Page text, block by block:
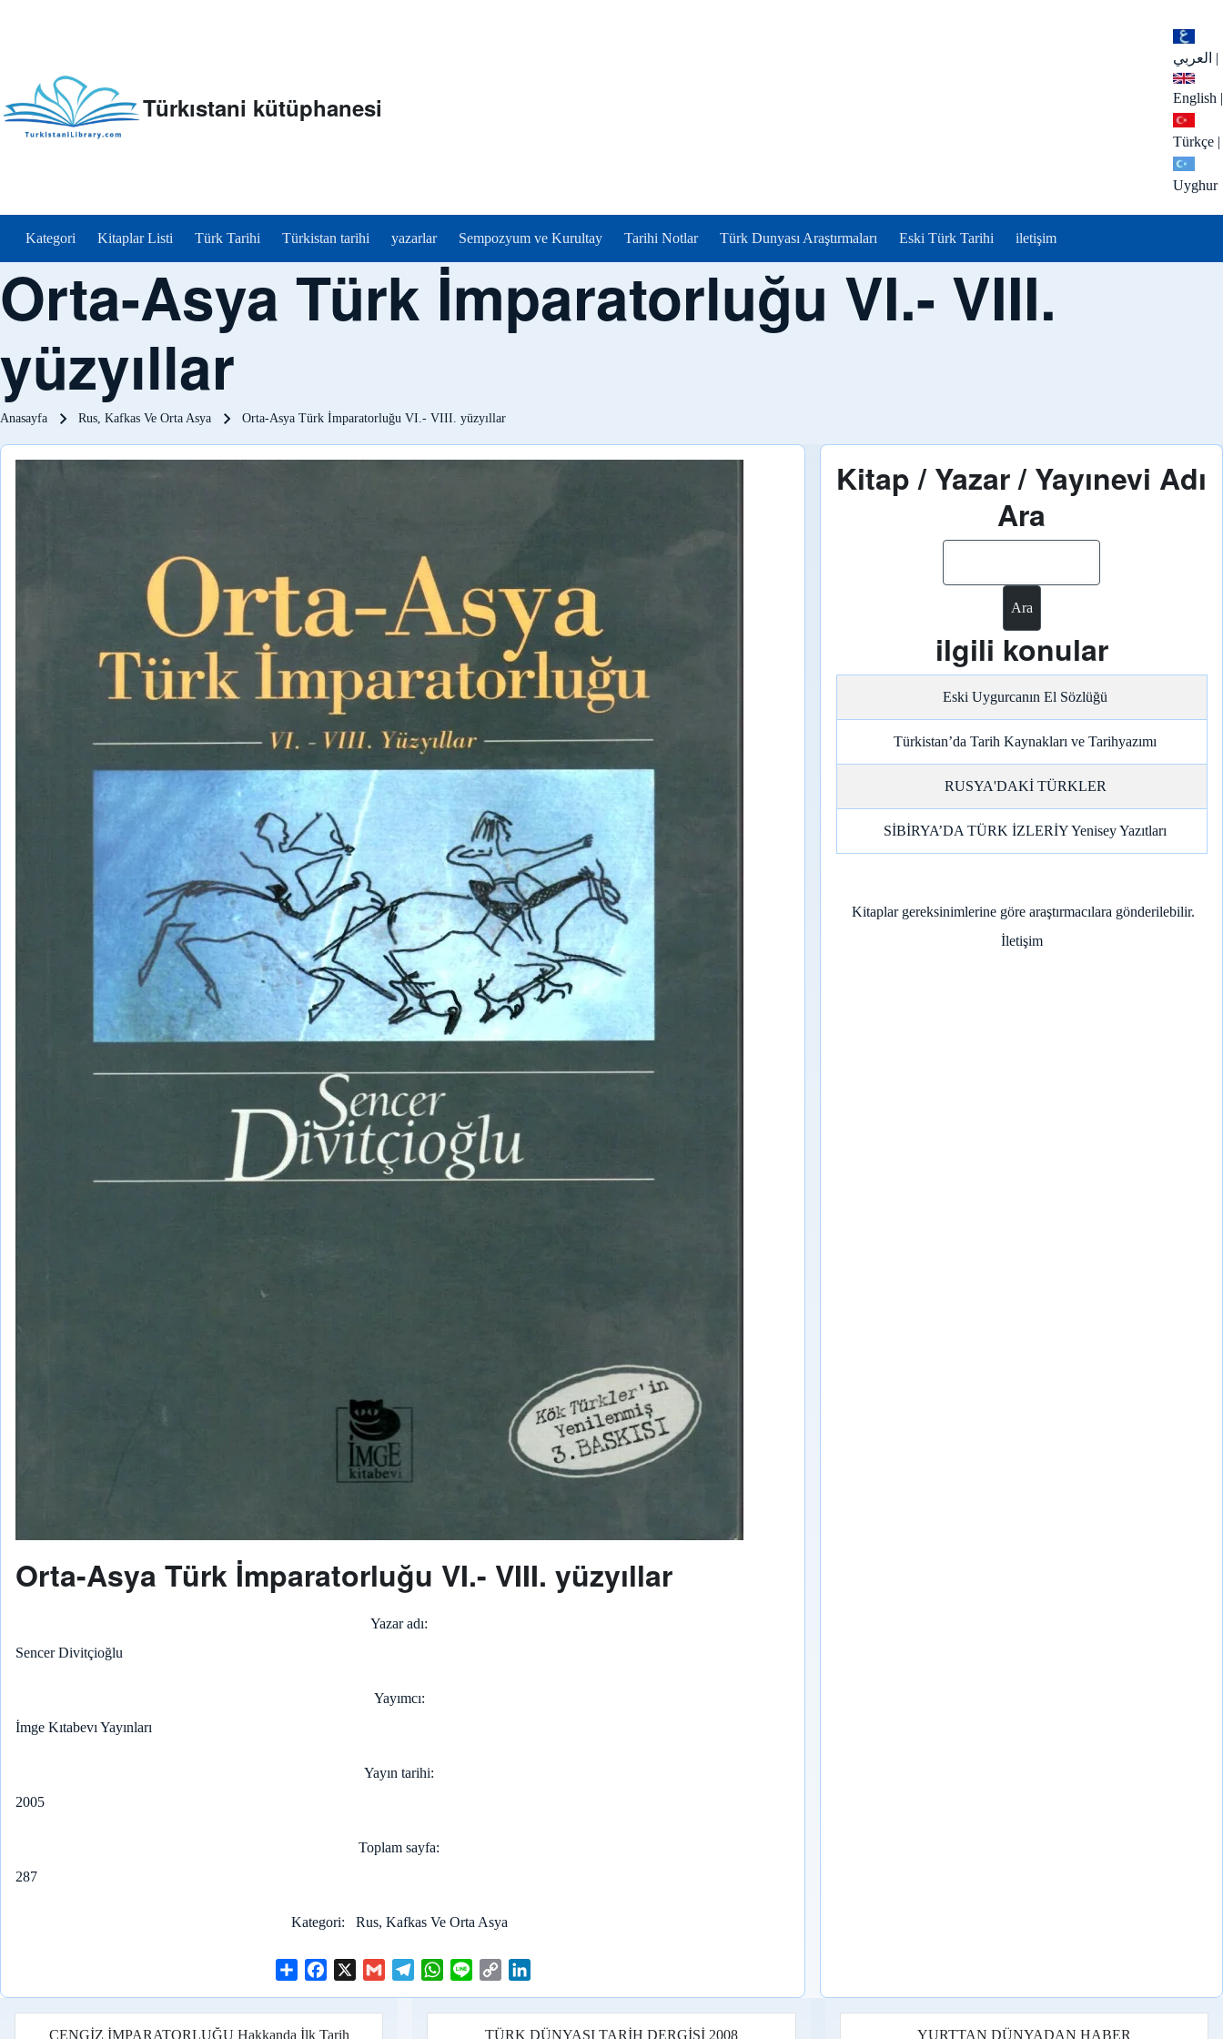
العربي |
English |
Türkçe |
Uyghur
Türkıstani kütüphanesi
menu_tr
Kategori Kitaplar Listi Türk Tarihi Türkistan tarihi yazarlar Sempozyum ve Kurultay Tarihi Notlar Türk Dunyası Araştırmaları Eski Türk Tarihi iletişim
Orta-Asya Türk İmparatorluğu VI.- VIII.
yüzyıllar
Sayfa yolu
Anasayfa Rus, Kafkas Ve Orta Asya Orta-Asya Türk İmparatorluğu VI.- VIII. yüzyıllar
Orta-Asya Türk İmparatorluğu VI.- VIII. yüzyıllar
Yazar adı
Sencer Divitçioğlu
Yayımcı
İmge Kıtabevı Yayınları
Yayın tarihi
2005
Toplam sayfa
287
Kategori Rus, Kafkas Ve Orta Asya
a
r
c
e
X
G
W
a
n
p
y
n
k
Kitap / Yazar / Yayınevi Adı
Ara
ilgili konular
Eski Uygurcanın El Sözlüğü
Türkistan’da Tarih Kaynakları ve Tarihyazımı
RUSYA'DAKİ TÜRKLER
SİBİRYA’DA TÜRK İZLERİY Yenisey Yazıtları
Kitaplar gereksinimlerine göre araştırmacılara gönderilebilir.
İletişim
CENGİZ İMPARATORLUĞU Hakkanda İlk Tarih TÜRK DÜNYASI TARİH DERGİSİ 2008 YURTTAN DÜNYADAN HABER